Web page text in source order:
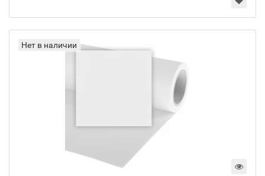
Нет в наличии